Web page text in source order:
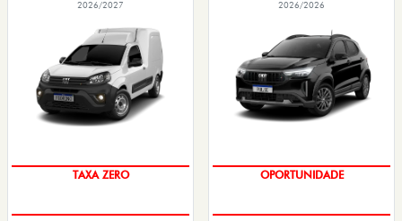
2026/2027
TAXA ZERO
2026/2026
OPORTUNIDADE